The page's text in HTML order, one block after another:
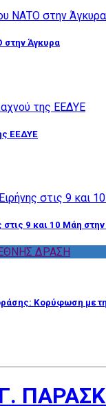
στην Άγκυρα
ΕΕΔΥΕ
9 και 10 Μάη
ΔΡΑΣΗ
Κορύφωση με